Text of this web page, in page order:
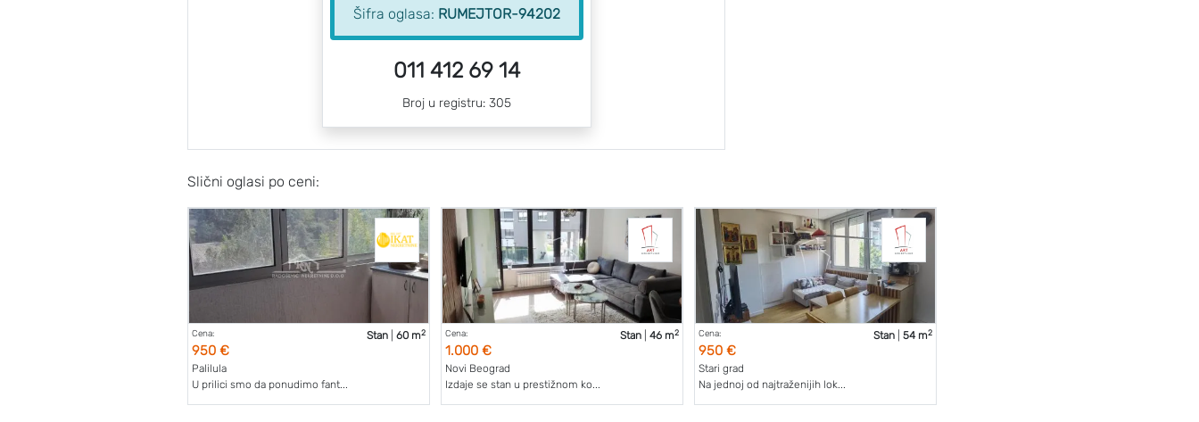
Šifra oglasa: RUMEJTOR-94202
011 412 69 14
Broj u registru: 305
Slični oglasi po ceni:
Cena:
950 €
Stan| 60 m2
Palilula
U prilici smo da ponudimo fant...
Cena:
1.000 €
Stan| 46 m2
Novi Beograd
Izdaje se stan u prestižnom ko...
Cena:
950 €
Stan| 54 m2
Stari grad
Na jednoj od najtraženijih lok...